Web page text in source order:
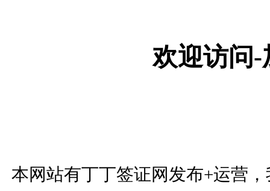
欢迎访问-
本网站有丁丁签证网发布+运营